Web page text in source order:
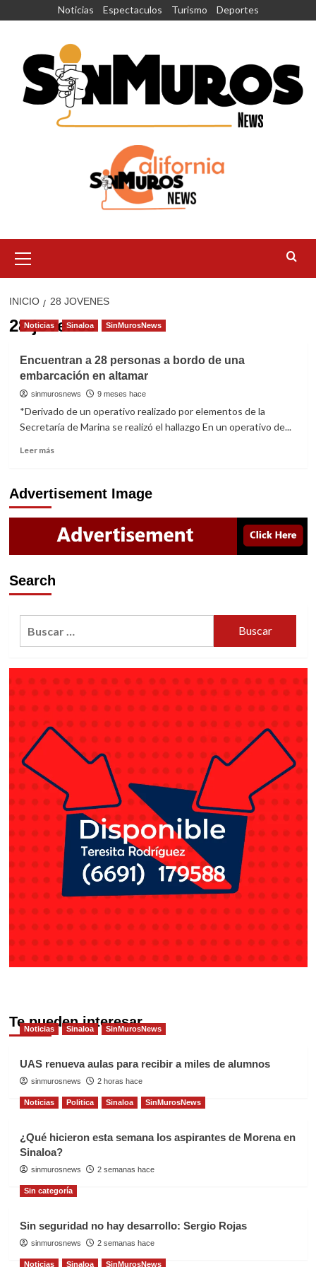
Noticias Espectaculos Turismo Deportes
principal
INICIO 28 JOVENES
28 jovenes
Noticias Sinaloa SinMurosNews
Encuentran a 28 personas a bordo de una
embarcación en altamar
sinmurosnews 9 meses hace
*Derivado de un operativo realizado por elementos de la
Secretaría de Marina se realizó el hallazgo En un operativo de...
Leer másRead
Encuentran
a
28
personas
a
bordo
una
Advertisement Image
Search
Te pueden interesar
Noticias Sinaloa SinMurosNews
UAS renueva aulas para recibir a miles de alumnos
sinmurosnews 2 horas hace
Noticias Politica Sinaloa SinMurosNews
¿Qué hicieron esta semana los aspirantes de Morena en
Sinaloa?
sinmurosnews 2 semanas hace
Sin categoría
Sin seguridad no hay desarrollo: Sergio Rojas
sinmurosnews 2 semanas hace
Noticias Sinaloa SinMurosNews